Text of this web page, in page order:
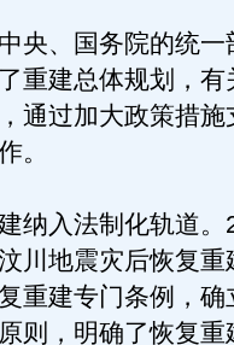
、国务院的统一
重建总体规划，有
通过加大政策措施
。
入法制化轨道。
川地震灾后恢复
重建专门条例，确
则，明确了恢复重